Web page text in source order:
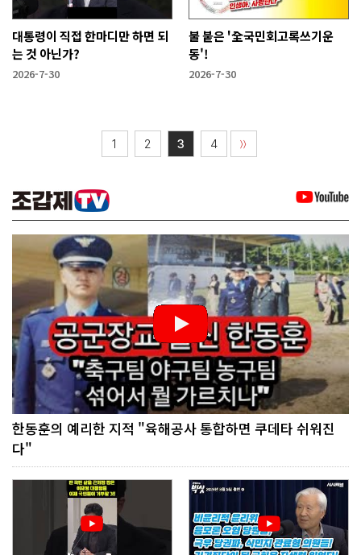
대통령이 직접 한마디만 하면 되
는 것 아닌가?
2026-7-30
불 붙은 '全국민회고록쓰기운
동'!
2026-7-30
1 2 3 4 〉〉
한동훈의 예리한 지적 "육해공사 통합하면 쿠데타 쉬워진
다"